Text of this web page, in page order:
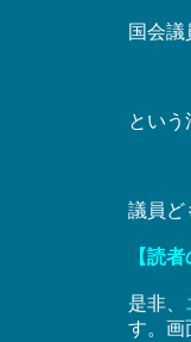
国会
とい
議員ど
【読
是非、
す。画